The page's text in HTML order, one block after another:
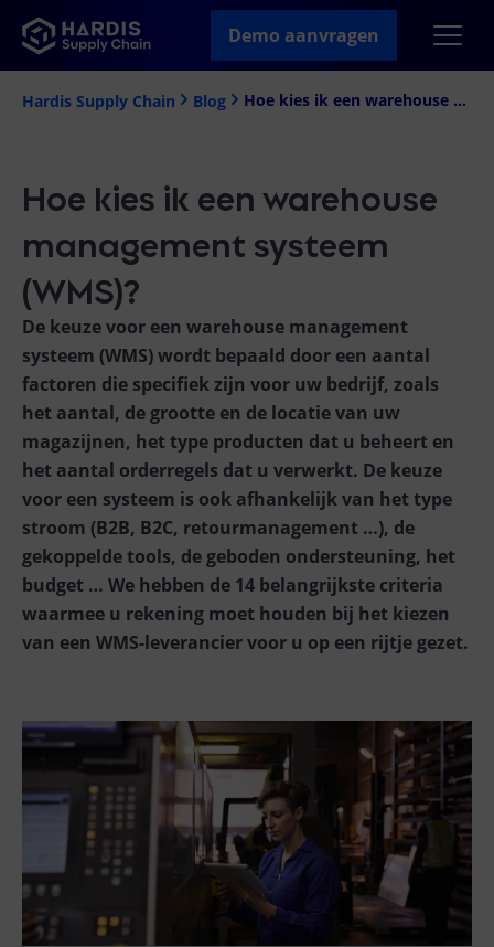
Demo aanvragen
Hardis Supply Chain Blog Hoe kies ik een warehouse management systeem (WMS)?
Hoe kies ik een warehouse
management systeem
(WMS)?
De keuze voor een warehouse management
systeem (WMS) wordt bepaald door een aantal
factoren die specifiek zijn voor uw bedrijf, zoals
het aantal, de grootte en de locatie van uw
magazijnen, het type producten dat u beheert en
het aantal orderregels dat u verwerkt. De keuze
voor een systeem is ook afhankelijk van het type
stroom (B2B, B2C, retourmanagement …), de
gekoppelde tools, de geboden ondersteuning, het
budget … We hebben de 14 belangrijkste criteria
waarmee u rekening moet houden bij het kiezen
van een WMS-leverancier voor u op een rijtje gezet.